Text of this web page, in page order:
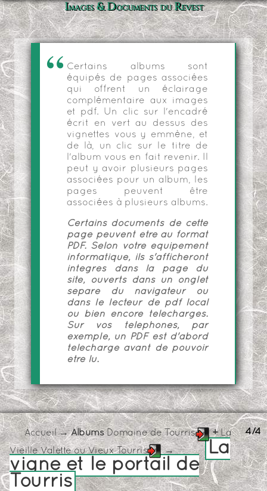
Images & Documents du Revest
Certains albums sont
équipés de pages associées
qui offrent un éclairage
complémentaire aux images
et pdf. Un clic sur l'encadré
écrit en vert au dessus des
vignettes vous y emmène, et
de là, un clic sur le titre de
l'album vous en fait revenir. Il
peut y avoir plusieurs pages
associées pour un album, les
pages peuvent être
associées à plusieurs albums.
Certains documents de cette
page peuvent être au format
PDF. Selon votre équipement
informatique, ils s'afficheront
intégrés dans la page du
site, ouverts dans un onglet
séparé du navigateur ou
dans le lecteur de pdf local
ou bien encore téléchargés.
Sur vos téléphones, par
exemple, un PDF est d'abord
téléchargé avant de pouvoir
être lu.
4/4
Accueil→ AlbumsDomaine de Tourris +La
Vieille Valette ou Vieux Tourris →
La
vigne et le portail de
Tourris